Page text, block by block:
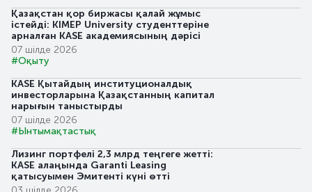
Қазақстан қор биржасы қалай жұмыс
істейді: KIMEP University студенттеріне
арналған KASE академиясының дәрісі
07 шілде 2026
#Оқыту
KASE Қытайдың институционалдық
инвесторларына Қазақстанның капитал
нарығын таныстырды
07 шілде 2026
#Ынтымақтастық
Лизинг портфелі 2,3 млрд теңгеге жетті:
KASE алаңында Garanti Leasing
қатысуымен Эмитенті күні өтті